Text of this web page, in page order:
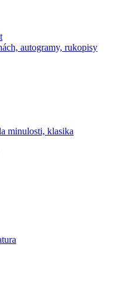
autogramy, rukopisy
minulosti, klasika